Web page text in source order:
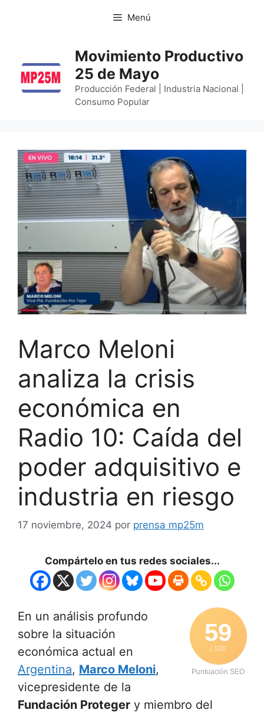
Menú
Movimiento Productivo
25 de Mayo
Producción Federal | Industria Nacional |
Consumo Popular
Marco Meloni
analiza la crisis
económica en
Radio 10: Caída del
poder adquisitivo e
industria en riesgo
17 noviembre, 2024 por prensa mp25m
Compártelo en tus redes sociales...
59
/ 100
Puntuación SEO
En un análisis profundo
sobre la situación
económica actual en
Argentina, Marco Meloni,
vicepresidente de la
Fundación Proteger y miembro del